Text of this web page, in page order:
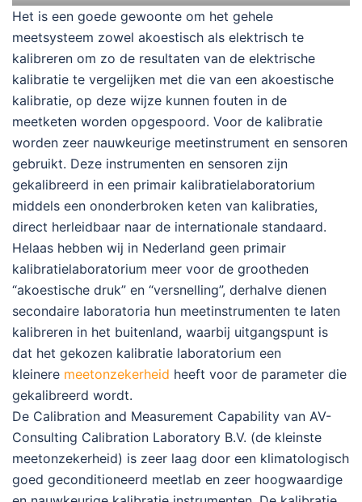
Het is een goede gewoonte om het gehele
meetsysteem zowel akoestisch als elektrisch te
kalibreren om zo de resultaten van de elektrische
kalibratie te vergelijken met die van een akoestische
kalibratie, op deze wijze kunnen fouten in de
meetketen worden opgespoord. Voor de kalibratie
worden zeer nauwkeurige meetinstrument en sensoren
gebruikt. Deze instrumenten en sensoren zijn
gekalibreerd in een primair kalibratielaboratorium
middels een ononderbroken keten van kalibraties,
direct herleidbaar naar de internationale standaard.
Helaas hebben wij in Nederland geen primair
kalibratielaboratorium meer voor de grootheden
“akoestische druk” en “versnelling”, derhalve dienen
secondaire laboratoria hun meetinstrumenten te laten
kalibreren in het buitenland, waarbij uitgangspunt is
dat het gekozen kalibratie laboratorium een
kleinere meetonzekerheid heeft voor de parameter die
gekalibreerd wordt.
De Calibration and Measurement Capability van AV-
Consulting Calibration Laboratory B.V. (de kleinste
meetonzekerheid) is zeer laag door een klimatologisch
goed geconditioneerd meetlab en zeer hoogwaardige